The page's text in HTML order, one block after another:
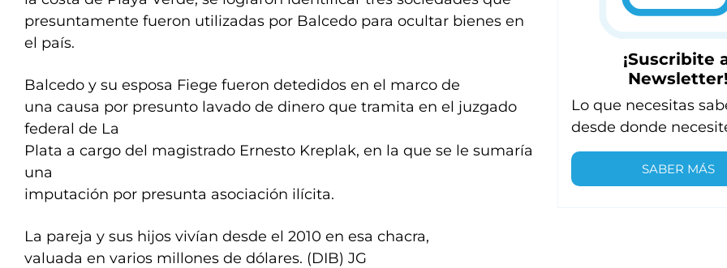
presuntamente fueron utilizadas por Balcedo para ocultar bienes en
el país.
Balcedo y su esposa Fiege fueron detedidos en el marco de
una causa por presunto lavado de dinero que tramita en el juzgado
federal de La
Plata a cargo del magistrado Ernesto Kreplak, en la que se le sumaría
una
imputación por presunta asociación ilícita.
La pareja y sus hijos vivían desde el 2010 en esa chacra,
valuada en varios millones de dólares. (DIB) JG
¡Suscribite
Newsletter!
Lo que necesitas
desde donde
SABER MÁS